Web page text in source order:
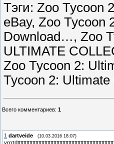
Тэги: Zoo Tycoon
eBay, Zoo Tycoon
Download…, Zoo
ULTIMATE
Zoo Tycoon 2:
Tycoon 2:
Всего комментариев: 1
1 dartveide (10.03.2016 18:07)